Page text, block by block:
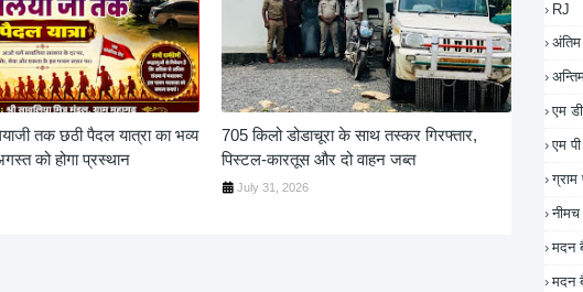
तक छठी पैदल यात्रा का भव्य
को होगा प्रस्थान
705 किलो डोडाचूरा के साथ तस्कर गिरफ्तार,
पिस्टल-कारतूस और दो वाहन जब्त
July 31, 2026
RJ
अंतिम
एम
एम
ग्राम
नीमच
मदन
मदन